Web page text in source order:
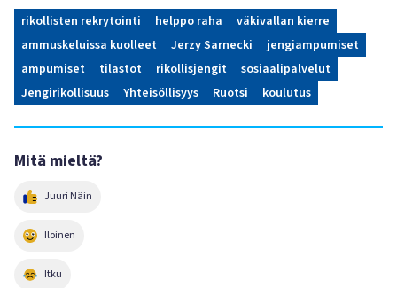
rikollisten rekrytointi helppo raha
väkivallan kierre
ammuskeluissa kuolleet
Jerzy Sarnecki
jengiampumiset
ampumiset
tilastot rikollisjengit
sosiaalipalvelut
Jengirikollisuus
Yhteisöllisyys Ruotsi koulutus
Mitä mieltä?
Juuri Näin
Iloinen
Itku